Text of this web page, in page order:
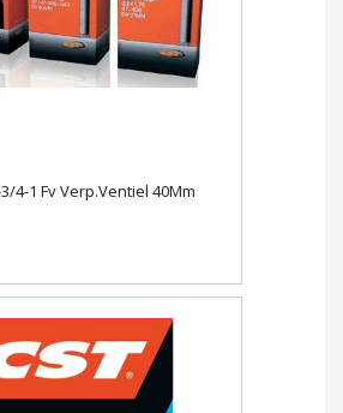
4-1 Fv Verp.Ventiel 40Mm